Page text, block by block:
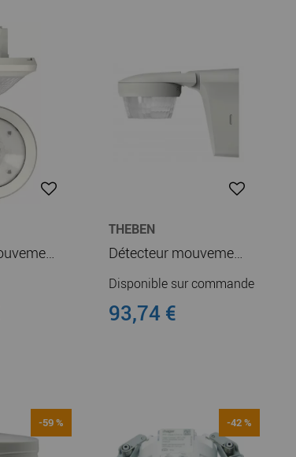
Détecteur mouvements encastré plafond 360° blanc 1c IP 54 (1030600)
THEBEN
Détecteur mouvement theLuxa S 360DEG blanc (1010510)
Disponible sur commande
93,74 €
-59 % -42 %